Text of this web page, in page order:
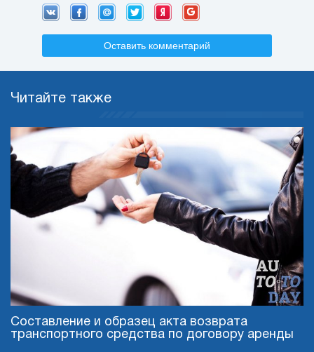
Оставить комментарий
Читайте также
Составление и образец акта возврата
транспортного средства по договору аренды